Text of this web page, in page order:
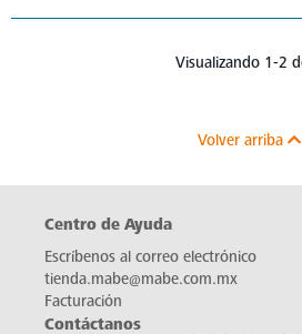
Visualizando 1-2
Volver arriba
Centro de Ayuda
Escríbenos al correo electrónico
tienda.mabe@mabe.com.mx
Facturación
Contáctanos